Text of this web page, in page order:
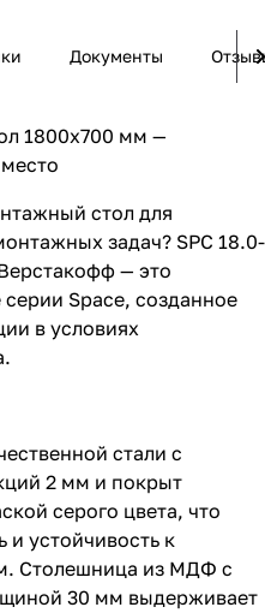
Документы
1800х700 мм —
стол для
задач? SPC 18.0-
— это
Space, созданное
в условиях
стали с
2 мм и покрыт
серого цвета, что
и устойчивость к
Столешница из МДФ с
30 мм выдерживает